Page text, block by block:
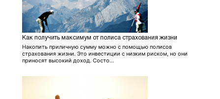
Как получить максимум от полиса страхования жизни
Накопить приличную сумму можно с помощью полисов
страхования жизни. Это инвестиции с низким риском, но они
приносят высокий доход. Состо...